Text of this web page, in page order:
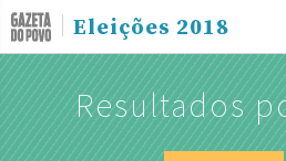
Eleições 2018
Resultados